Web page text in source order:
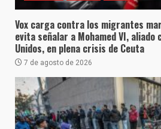
Vox carga contra los migrantes
evita señalar a Mohamed VI, aliado
Unidos, en plena crisis de Ceuta
7 de agosto de 2026